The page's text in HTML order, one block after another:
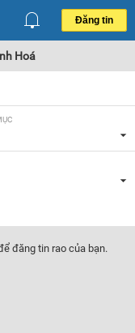
Đăng tin
Hoá
đăng tin rao của bạn.